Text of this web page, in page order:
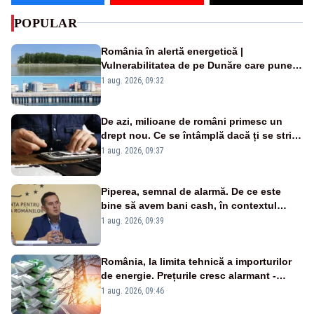
POPULAR
România în alertă energetică |
Vulnerabilitatea de pe Dunăre care pune
în pericol Centrala Cernavodă era
1 aug. 2026, 09:32
De azi, milioane de români primesc un
drept nou. Ce se întâmplă dacă ți se strică
un produs
1 aug. 2026, 09:37
Piperea, semnal de alarmă. De ce este
bine să avem bani cash, în contextul
alertei energetice?
1 aug. 2026, 09:39
România, la limita tehnică a importurilor
de energie. Prețurile cresc alarmant -
Analiză Realitatea Plus
1 aug. 2026, 09:46